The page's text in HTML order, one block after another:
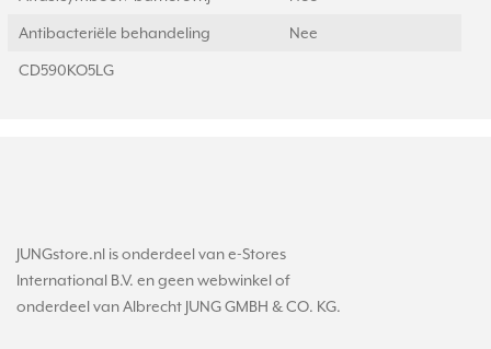
Antibacteriële behandeling Nee
CD590KO5LG
JUNGstore.nl is onderdeel van e-Stores
International B.V. en geen webwinkel of
onderdeel van Albrecht JUNG GMBH & CO. KG.